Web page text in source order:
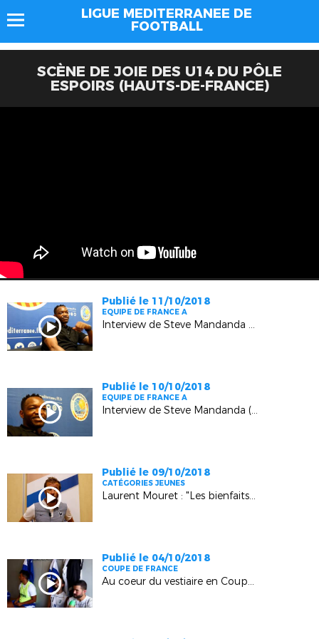
LIGUE MEDITERRANEE DE
FOOTBALL
SCÈNE DE JOIE DES U14 DU PÔLE
ESPOIRS (HAUTS-DE-FRANCE)
Publié le 11/10/2018
EQUIPE DE FRANCE A
Interview de Steve Mandanda - 2nde partie (Aix-en-Provence)
Publié le 10/10/2018
EQUIPE DE FRANCE A
Interview de Steve Mandanda (1ère partie, Aix-en-Provence)
Publié le 09/10/2018
CATÉGORIES JEUNES
Laurent Mouret : "Les bienfaits du Permis de Conduire une équipe de Jeunes"
Publié le 04/10/2018
COUPE DE FRANCE
Au coeur du vestiaire en Coupe de France (Rognes)